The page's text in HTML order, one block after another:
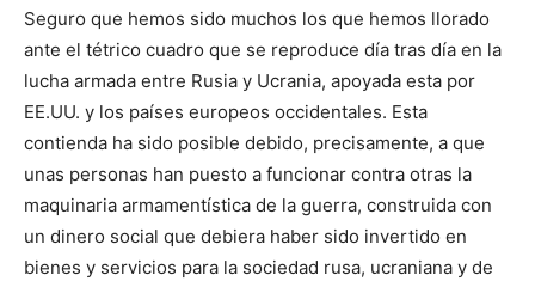
Seguro que hemos sido muchos los que hemos llorado
ante el tétrico cuadro que se reproduce día tras día en la
lucha armada entre Rusia y Ucrania, apoyada esta por
EE.UU. y los países europeos occidentales. Esta
contienda ha sido posible debido, precisamente, a que
unas personas han puesto a funcionar contra otras la
maquinaria armamentística de la guerra, construida con
un dinero social que debiera haber sido invertido en
bienes y servicios para la sociedad rusa, ucraniana y de